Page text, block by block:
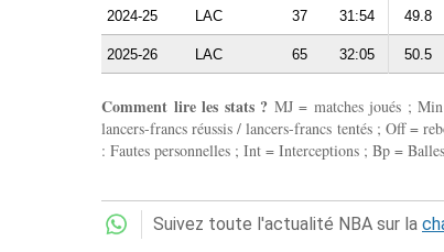
2024-25 LAC 37 31:54 49.8
2025-26 LAC 65 32:05 50.5
Comment lire les stats ? MJ = matches joués ;
lancers-francs réussis / lancers-francs tentés ; Off =
: Fautes personnelles ; Int = Interceptions ; Bp =
Suivez toute l'actualité NBA sur la